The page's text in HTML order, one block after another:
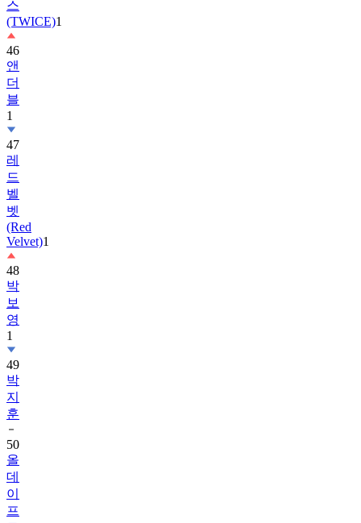
46
앤
더
블
1
47
레
드
벨
벳
(Red
Velvet)
48
박
보
영
1
49
박
지
훈
50
올
데
이
프
로
젝